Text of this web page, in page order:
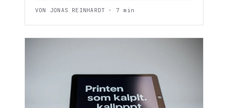
VON JONAS REINHARDT · 7 min